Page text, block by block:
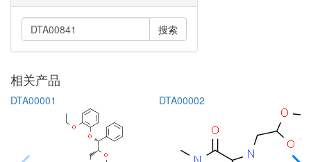
搜索
相关产品
DTA00001 DTA00002